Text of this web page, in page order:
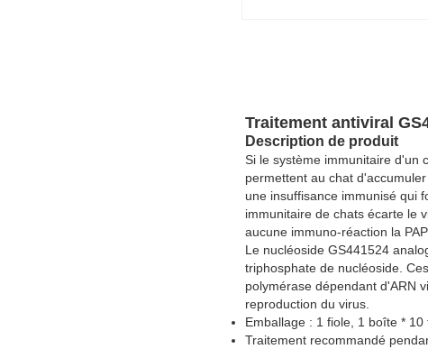
Traitement antiviral
Description de produit
Si le système immunitaire d'un
permettent au chat
une insuffisance immunisé qui
immunitaire de chats écarte le
aucune immuno-réaction la
Le nucléoside GS441524
triphosphate de nucléoside.
polymérase dépendant d'ARN
reproduction du virus.
Emballage : 1 fiole, 1 boîte * 10
Traitement recommandé